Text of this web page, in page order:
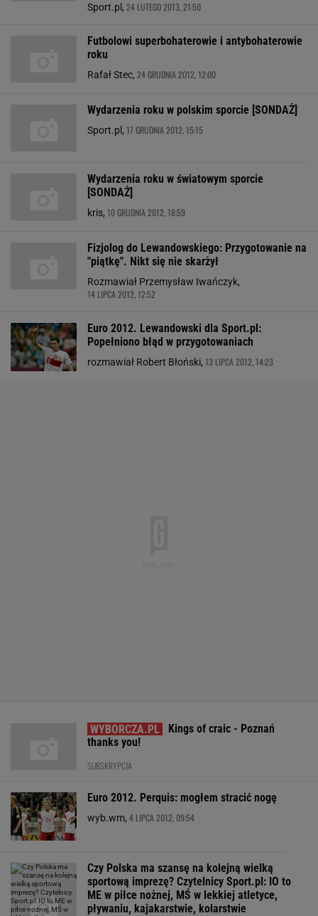
Sport.pl, 24 LUTEGO 2013, 21:50
Futbolowi superbohaterowie i antybohaterowie
roku
Rafał Stec, 24 GRUDNIA 2012, 12:00
Wydarzenia roku w polskim sporcie [SONDAŻ]
Sport.pl, 17 GRUDNIA 2012, 15:15
Wydarzenia roku w światowym sporcie
[SONDAŻ]
kris, 10 GRUDNIA 2012, 18:59
Fizjolog do Lewandowskiego: Przygotowanie na
"piątkę". Nikt się nie skarżył
Rozmawiał Przemysław Iwańczyk,
14 LIPCA 2012, 12:52
Euro 2012. Lewandowski dla Sport.pl:
Popełniono błąd w przygotowaniach
rozmawiał Robert Błoński, 13 LIPCA 2012, 14:23
Kings of craic - Poznań
thanks you!
SUBSKRYPCJA
Euro 2012. Perquis: mogłem stracić nogę
wyb.wm, 4 LIPCA 2012, 09:54
Czy Polska ma szansę na kolejną wielką
sportową imprezę? Czytelnicy Sport.pl: IO to
ME w piłce nożnej, MŚ w lekkiej atletyce,
pływaniu, kajakarstwie, kolarstwie